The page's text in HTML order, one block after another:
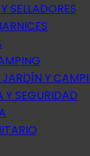
SELLADORES
Y
Y SEGURIDAD